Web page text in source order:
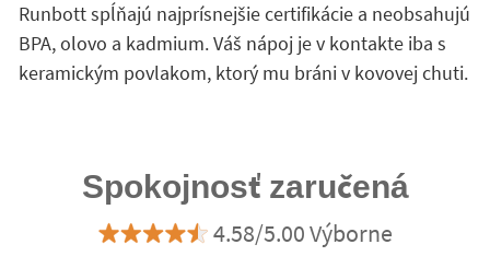
Runbott spĺňajú najprísnejšie certifikácie a neobsahujú
BPA, olovo a kadmium. Váš nápoj je v kontakte iba s
keramickým povlakom, ktorý mu bráni v kovovej chuti.
Spokojnosť zaručená
4.58/5.00 Výborne